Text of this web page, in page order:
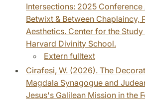
Intersections: 2025
Betwixt & Between Chaplaincy,
Aesthetics. Center for the
Harvard Divinity School.
Extern fulltext
Cirafesi, W. (2026). The
Magdala Synagogue and
Jesus's Galilean Mission in the